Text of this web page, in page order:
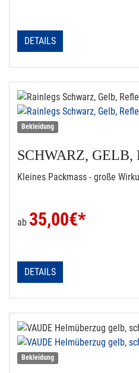
DETAILS
Bekleidung
SCHWARZ, GELB,
Kleines Packmass - große
ab 35,00€*
DETAILS
Bekleidung